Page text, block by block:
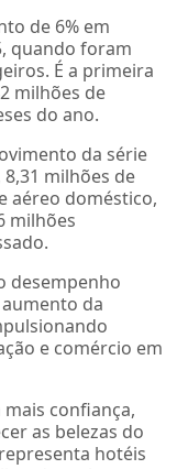
de 6% em
quando foram
É a primeira
milhões de
do ano.
da série
milhões de
aéreo doméstico,
milhões
desempenho
da
e comércio em
confiança,
as belezas do
hotéis